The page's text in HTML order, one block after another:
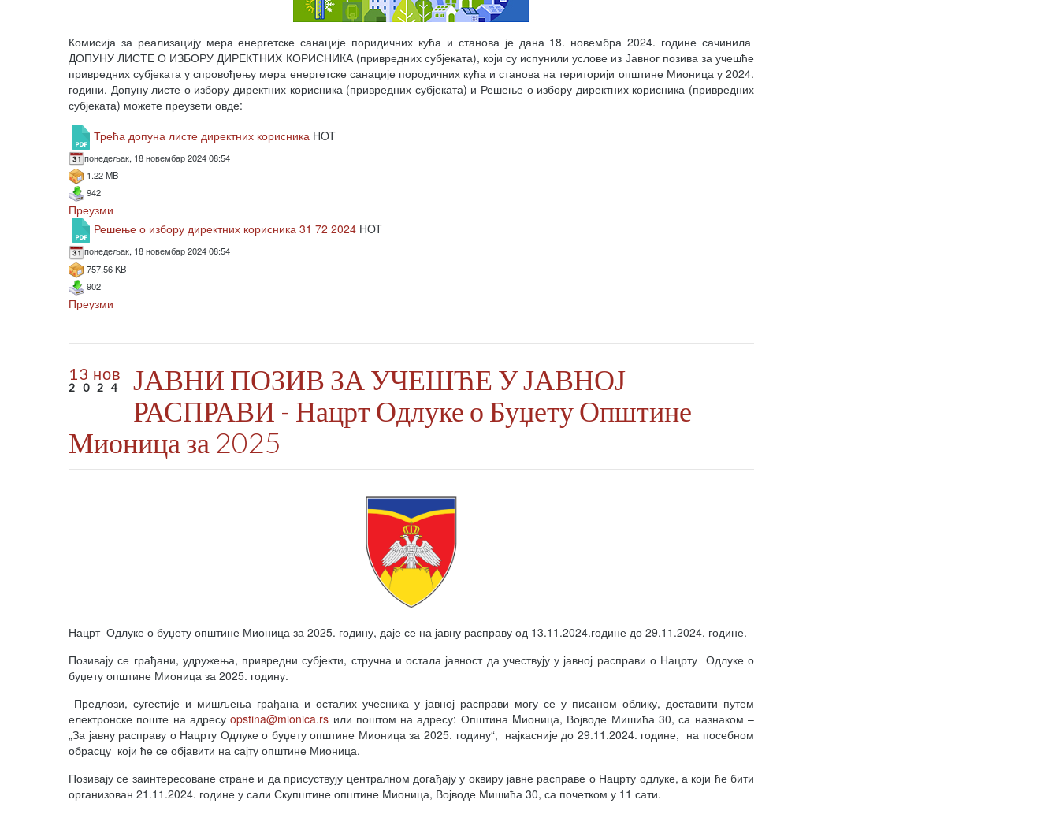
Комисија за реализацију мера енергетске санације поридичних кућа и станова је дана 18. новембра 2024. године сачинила
ДОПУНУ ЛИСТЕ О ИЗБОРУ ДИРЕКТНИХ КОРИСНИКА (привредних субјеката), који су испунили услове из Јавног позива за учешће
привредних субјеката у спровођењу мера енергетске санације породичних кућа и станова на територији општине Мионица у 2024.
години. Допуну листе о избору директних корисника (привредних субјеката) и Решење о избору директних корисника (привредних
субјеката) можете преузети овде:
Трећа допуна листе директних корисника HOT
понедељак, 18 новембар 2024 08:54
1.22 MB
942
Преузми
Решење о избору директних корисника 31 72 2024 HOT
понедељак, 18 новембар 2024 08:54
757.56 KB
902
Преузми
13 нов
2024
ЈАВНИ ПОЗИВ ЗА УЧЕШЋЕ У ЈАВНОЈ
РАСПРАВИ - Нацрт Одлуке о Буџету Општине
Мионица за 2025
Нацрт Одлуке о буџету општине Мионица за 2025. годину, даје се на јавну расправу од­­ 13.11.2024.године до 29.11.2024. године.
Позивају се грађани, удружења, привредни субјекти, стручна и остала јавност да учествују у јавној расправи о Нацрту Одлуке о
буџету општине Мионица за 2025. годину.
Предлози, сугестије и мишљења грађана и осталих учесника у јавној расправи могу се у писаном облику, доставити путем
електронске поште на адресуopstina@mionica.rs или поштом на адресу: Општина Mионица, Војводе Мишића 30, са назнаком –
„За јавну расправу о Нацрту Одлуке о буџету општине Мионица за 2025. годину“, најкасније до 29.11.2024. године, на посебном
обрасцу који ће се објавити на сајту општине Мионица.
Позивају се заинтересоване стране и да присуствују централном догађају у оквиру јавне расправе о Нацрту одлуке, а који ће бити
организован 21.11.2024. године у сали Скупштине општине Мионица, Војводе Мишића 30, са почетком у 11 сати.